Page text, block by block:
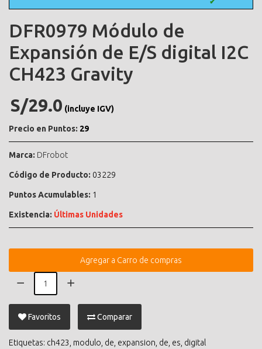
✔
DFR0979 Módulo de
Expansión de E/S digital I2C
CH423 Gravity
S/29.0 (incluye IGV)
Precio en Puntos: 29
Marca: DFrobot
Código de Producto: 03229
Puntos Acumulables: 1
Existencia: Últimas Unidades
Agregar a Carro de compras
Favoritos Comparar
Etiquetas: ch423 modulo de expansion de es digital